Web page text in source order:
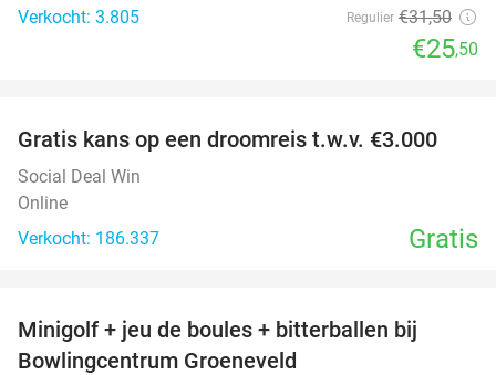
Verkocht: 3.805
Regulier €31,50
€25,50
Gratis kans op een droomreis t.w.v. €3.000
Social Deal Win
Online
Verkocht: 186.337
Gratis
NEW
TODAY
Minigolf + jeu de boules + bitterballen bij
Bowlingcentrum Groeneveld